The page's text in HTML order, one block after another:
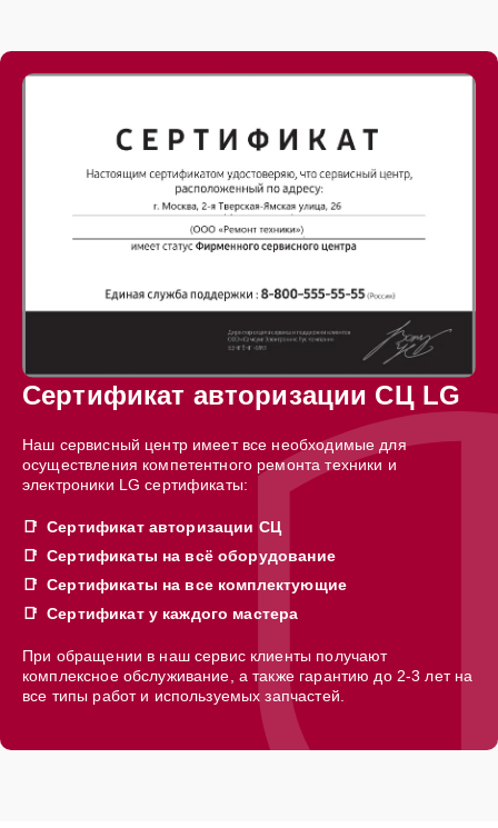
Сертификат авторизации СЦ LG
Наш сервисный центр имеет все необходимые для
осуществления компетентного ремонта техники и
электроники LG сертификаты:
Сертификат авторизации СЦ
Сертификаты на всё оборудование
Сертификаты на все комплектующие
Сертификат у каждого мастера
При обращении в наш сервис клиенты получают
комплексное обслуживание, а также гарантию до 2-3 лет на
все типы работ и используемых запчастей.